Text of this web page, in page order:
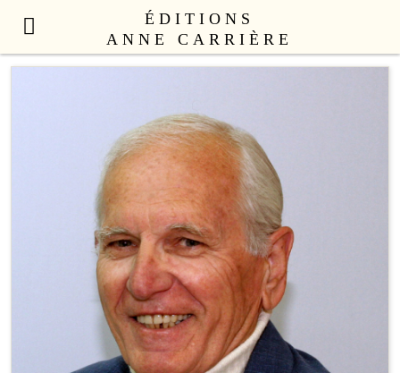
ÉDITIONS
ANNE CARRIÈRE
LITTÉRATURE ÉTRANGÈRE
NON FICTION
ANNE CARRIÈRE UNIVERS
SEX APPEAL
CATALOGUE
AUTEURS
LE COLLECTIF
PROFESSIONNELS